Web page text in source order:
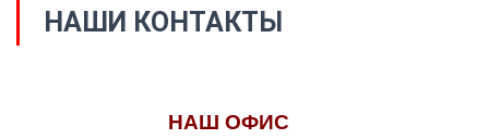
НАШИ КОНТАКТЫ
НАШ ОФИС